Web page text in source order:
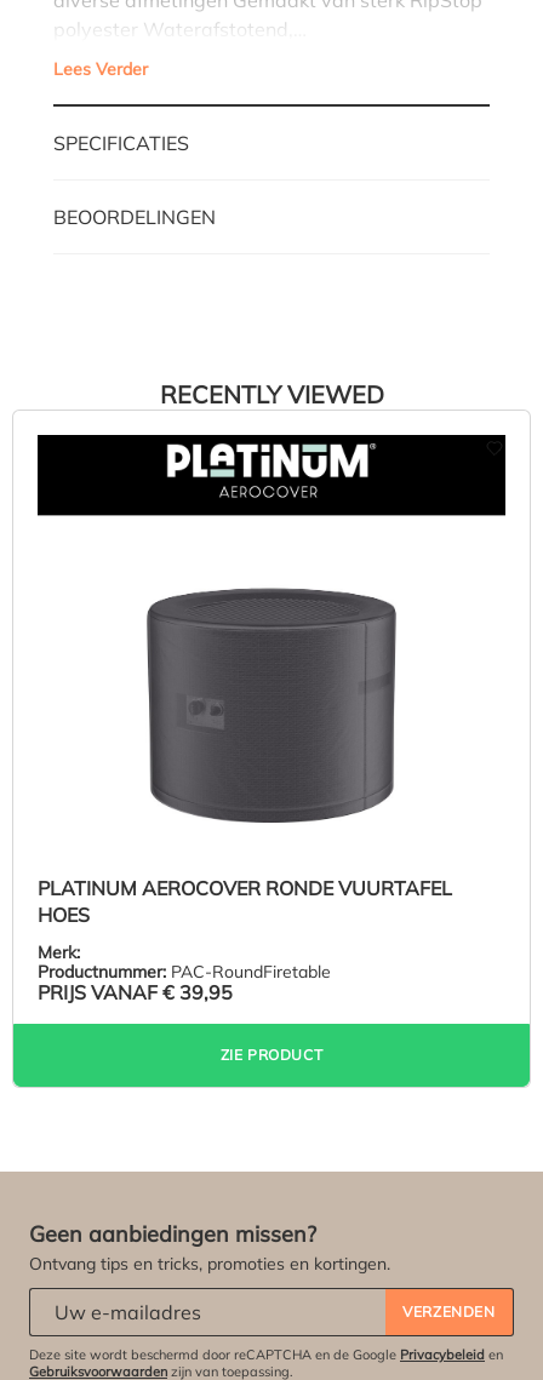
polyester Waterafstotend,…
Lees Verder
SPECIFICATIES
BEOORDELINGEN
RECENTLY VIEWED
PLATINUM AEROCOVER RONDE VUURTAFEL
HOES
Merk:
Productnummer: PAC-RoundFiretable
PRIJS VANAF € 39,95
ZIE PRODUCT
Geen aanbiedingen missen?
Ontvang tips en tricks, promoties en kortingen.
VERZENDEN
Deze site wordt beschermd door reCAPTCHA en de Google Privacybeleid en
Gebruiksvoorwaarden zijn van toepassing.